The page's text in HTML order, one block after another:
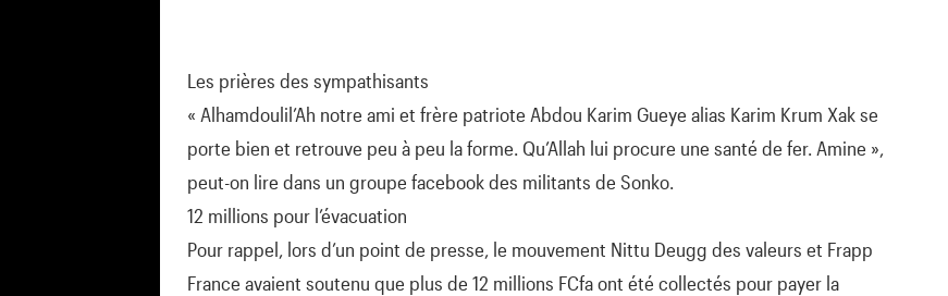
Les prières des sympathisants
« Alhamdoulil’Ah notre ami et frère patriote Abdou Karim Gueye alias Karim Krum Xak se
porte bien et retrouve peu à peu la forme. Qu’Allah lui procure une santé de fer. Amine »,
peut-on lire dans un groupe facebook des militants de Sonko.
12 millions pour l’évacuation
Pour rappel, lors d’un point de presse, le mouvement Nittu Deugg des valeurs et Frapp
France avaient soutenu que plus de 12 millions FCfa ont été collectés pour payer la